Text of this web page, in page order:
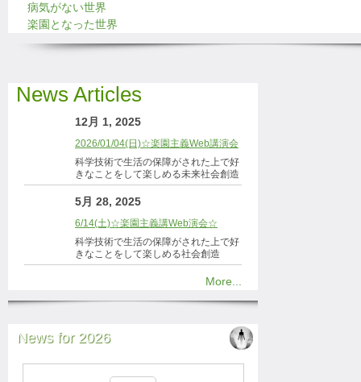
病気がない世界
楽園となった世界
News Articles
12月 1, 2025
2026/01/04(日)☆楽園主義Web講演会
科学技術で生活の保障がされた上で好
きなことをして楽しめる未来社会創造
5月 28, 2025
6/14(土)☆楽園主義講Web演会☆
科学技術で生活の保障がされた上で好
きなことをして楽しめる社会創造
More...
News for 2026